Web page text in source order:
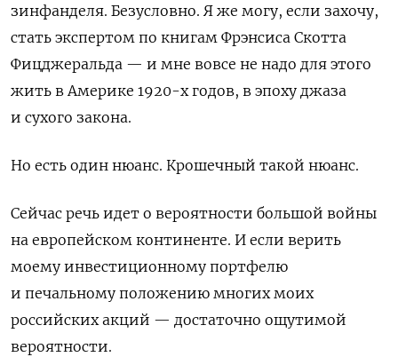
зинфанделя. Безусловно. Я же могу, если захочу,
стать экспертом по книгам Фрэнсиса Скотта
Фицджеральда — и мне вовсе не надо для этого
жить в Америке 1920-х годов, в эпоху джаза
и сухого закона.
Но есть один нюанс. Крошечный такой нюанс.
Сейчас речь идет о вероятности большой войны
на европейском континенте. И если верить
моему инвестиционному портфелю
и печальному положению многих моих
российских акций — достаточно ощутимой
вероятности.